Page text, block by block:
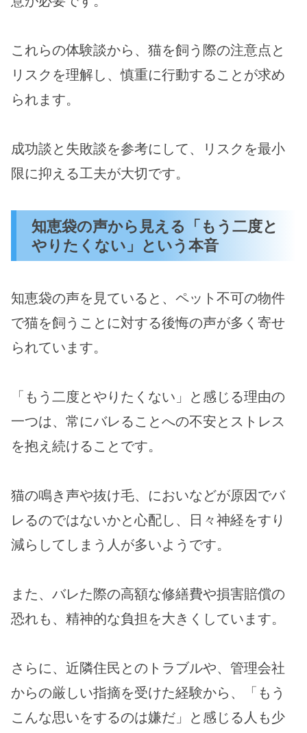
これらの体験談から、猫を飼う際の注意点と
リスクを理解し、慎重に行動することが求め
られます。
成功談と失敗談を参考にして、リスクを最小
限に抑える工夫が大切です。
知恵袋の声から見える「もう二度と
やりたくない」という本音
知恵袋の声を見ていると、ペット不可の物件
で猫を飼うことに対する後悔の声が多く寄せ
られています。
「もう二度とやりたくない」と感じる理由の
一つは、常にバレることへの不安とストレス
を抱え続けることです。
猫の鳴き声や抜け毛、においなどが原因でバ
レるのではないかと心配し、日々神経をすり
減らしてしまう人が多いようです。
また、バレた際の高額な修繕費や損害賠償の
恐れも、精神的な負担を大きくしています。
さらに、近隣住民とのトラブルや、管理会社
からの厳しい指摘を受けた経験から、「もう
こんな思いをするのは嫌だ」と感じる人も少